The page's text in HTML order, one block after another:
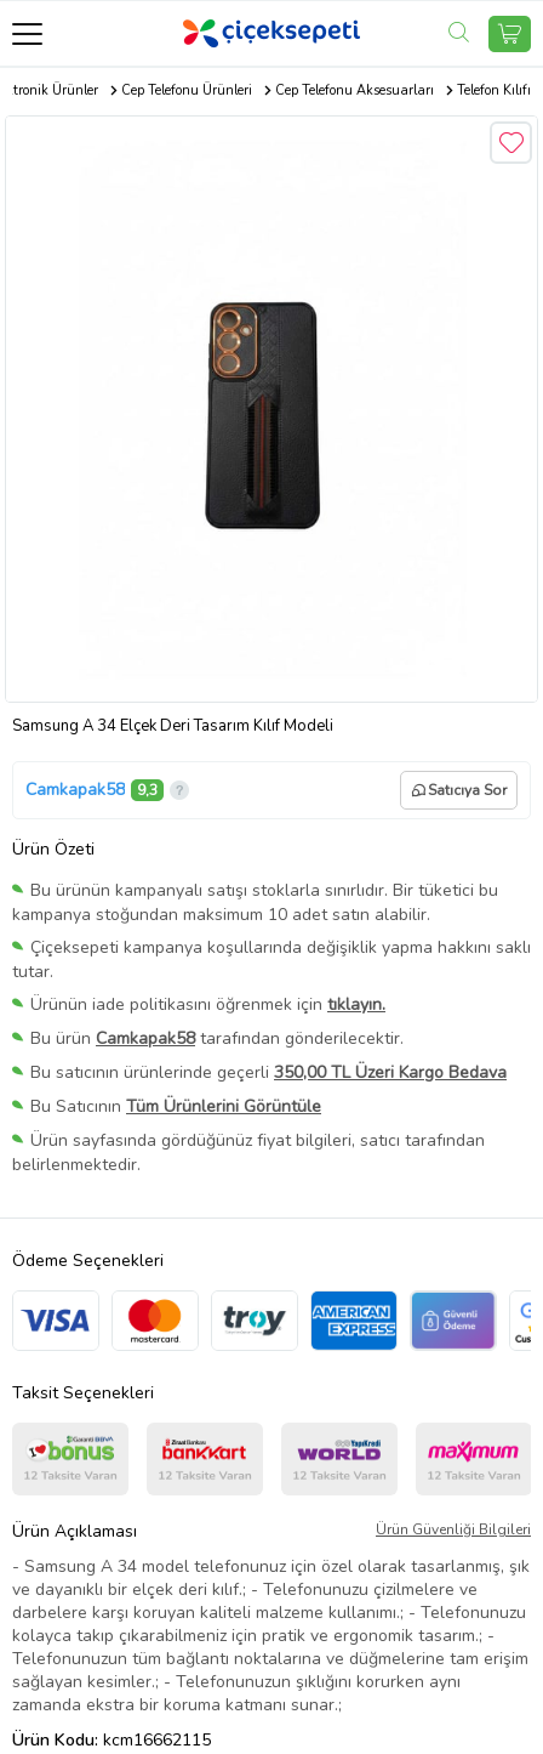
Ürünler Cep Telefonu Ürünleri Cep Telefonu Aksesuarları Telefon Kılıfı
Samsung A 34 Elçek Deri Tasarım Kılıf Modeli
Camkapak58 9,3 Satıcıya Sor
Ürün Özeti
Bu ürünün kampanyalı satışı stoklarla sınırlıdır. Bir tüketici bu
kampanya stoğundan maksimum 10 adet satın alabilir.
Çiçeksepeti kampanya koşullarında değişiklik yapma hakkını saklı
tutar.
Ürünün iade politikasını öğrenmek için tıklayın.
Bu ürün Camkapak58tarafından gönderilecektir.
Bu satıcının ürünlerinde geçerli 350,00 TL Üzeri Kargo Bedava
Bu Satıcının Tüm Ürünlerini Görüntüle
Ürün sayfasında gördüğünüz fiyat bilgileri, satıcı tarafından
belirlenmektedir.
Ödeme Seçenekleri
Taksit Seçenekleri
Ürün Açıklaması Ürün Güvenliği Bilgileri
- Samsung A 34 model telefonunuz için özel olarak tasarlanmış, şık
ve dayanıklı bir elçek deri kılıf.; - Telefonunuzu çizilmelere ve
darbelere karşı koruyan kaliteli malzeme kullanımı.; - Telefonunuzu
kolayca takıp çıkarabilmeniz için pratik ve ergonomik tasarım.; -
Telefonunuzun tüm bağlantı noktalarına ve düğmelerine tam erişim
sağlayan kesimler.; - Telefonunuzun şıklığını korurken aynı
zamanda ekstra bir koruma katmanı sunar.;
Ürün Kodu: kcm16662115